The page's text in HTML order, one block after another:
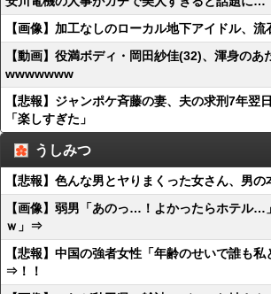
【画像】加工なしのローカル地下アイドル、
【動画】役満ボディ・岡田紗佳(32)、渾身のあ
wwwwwww
【悲報】ジャンポケ斉藤の妻、夫の求刑7年翌
「楽しすぎた」
うしみつ
【悲報】色んな男とヤりまくった女さん、男
【画像】弱男「あのっ…！よかったらホテル…
ｗ」⇒
【悲報】中国の強者女性「年齢のせいで誰も私
⇒！！